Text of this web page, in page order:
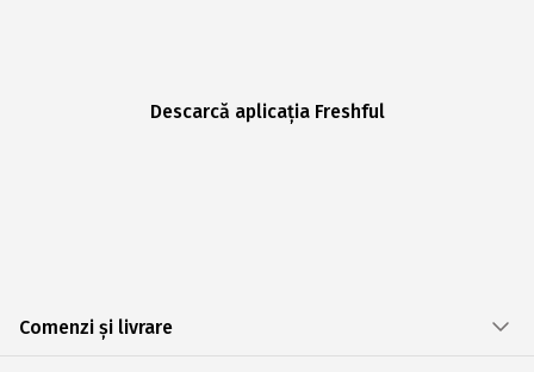
Descarcă aplicația Freshful
Comenzi și livrare